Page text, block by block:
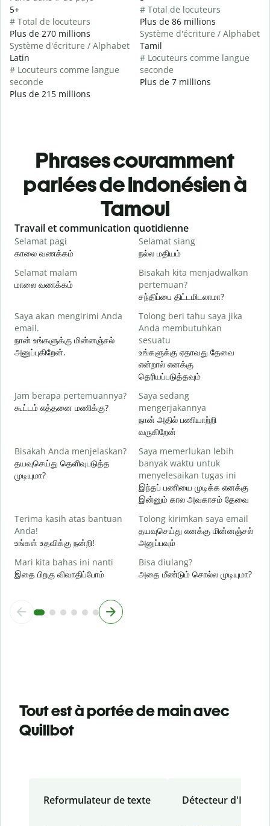
5+
# Total de locuteurs
Plus de 270 millions
Système d'écriture / Alphabet
Latin
# Locuteurs comme langue
seconde
Plus de 215 millions
# Total de locuteurs
Plus de 86 millions
Système d'écriture / Alphabet
Tamil
# Locuteurs comme langue
seconde
Plus de 7 millions
Phrases couramment
parlées de Indonésien à
Tamoul
Slide 1 of 6
Travail et communication quotidienne
Selamat pagi
காலை வணக்கம்
Selamat siang
நல்ல மதியம்
Selamat malam
மாலை வணக்கம்
Bisakah kita menjadwalkan
pertemuan?
சந்திப்பை திட்டமிடலாமா?
Saya akan mengirimi Anda
email.
நான் உங்களுக்கு மின்னஞ்சல்
அனுப்புகிறேன்.
Tolong beri tahu saya jika
Anda membutuhkan
sesuatu
உங்களுக்கு ஏதாவது தேவை
என்றால் எனக்கு
தெரியப்படுத்தவும்
Jam berapa pertemuannya?
கூட்டம் எத்தனை மணிக்கு?
Saya sedang
mengerjakannya
நான் அதில் பணியாற்றி
வருகிறேன்
Bisakah Anda menjelaskan?
தயவுசெய்து தெளிவுபடுத்த
முடியுமா?
Saya memerlukan lebih
banyak waktu untuk
menyelesaikan tugas ini
இந்தப் பணியை முடிக்க எனக்கு
இன்னும் கால அவகாசம் தேவை
Terima kasih atas bantuan
Anda!
உங்கள் உதவிக்கு நன்றி!
Tolong kirimkan saya email
தயவுசெய்து எனக்கு மின்னஞ்சல்
அனுப்பவும்
Mari kita bahas ini nanti
இதை பிறகு விவாதிப்போம்
Bisa diulang?
அதை மீண்டும் சொல்ல முடியுமா?
Tout est à portée de main avec
Quillbot
Reformulateur de texte Détecteur d'IA